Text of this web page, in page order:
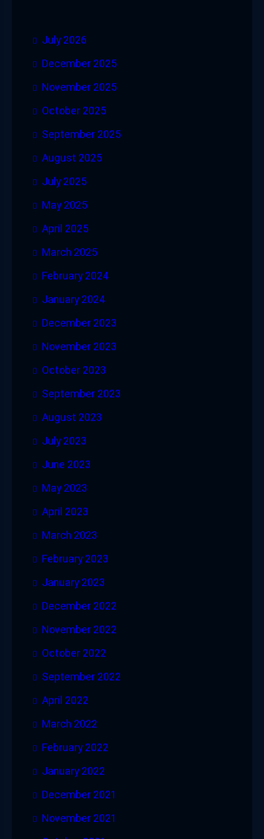
July 2026
December 2025
November 2025
October 2025
September 2025
August 2025
July 2025
May 2025
April 2025
March 2025
February 2024
January 2024
December 2023
November 2023
October 2023
September 2023
August 2023
July 2023
June 2023
May 2023
April 2023
March 2023
February 2023
January 2023
December 2022
November 2022
October 2022
September 2022
April 2022
March 2022
February 2022
January 2022
December 2021
November 2021